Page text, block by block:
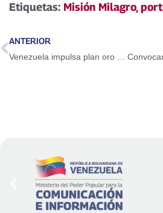
Etiquetas: Misión Milagro,
ANTERIOR
Venezuela impulsa plan oro y expansión minera para 2026